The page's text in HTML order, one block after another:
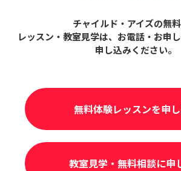
チャイルド・アイズの無
レッスン・教室見学は、 お電話・お申
申し込みください。
無料体験レッスンを申
教室見学・無料相談に申